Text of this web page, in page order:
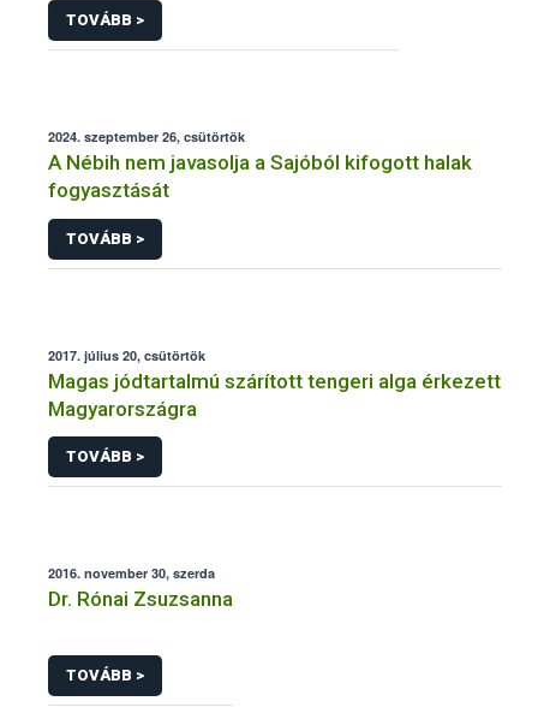
TOVÁBB >
2024. szeptember 26, csütörtök
A Nébih nem javasolja a Sajóból kifogott halak
fogyasztását
TOVÁBB >
2017. július 20, csütörtök
Magas jódtartalmú szárított tengeri alga érkezett
Magyarországra
TOVÁBB >
2016. november 30, szerda
Dr. Rónai Zsuzsanna
TOVÁBB >